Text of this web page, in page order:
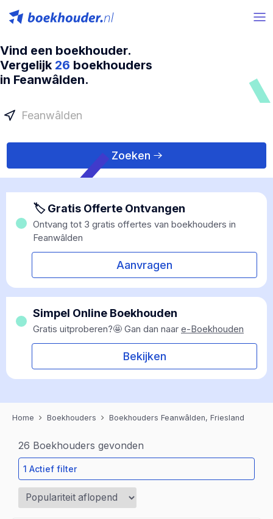
Vind een boekhouder.
Vergelijk 26 boekhouders
in Feanwâlden.
Zoeken
🏷 Gratis Offerte Ontvangen
Ontvang tot 3 gratis offertes van boekhouders in
Feanwâlden
Aanvragen
Simpel Online Boekhouden
Gratis uitproberen?🤩 Gan dan naar e-Boekhouden
Bekijken
Home Boekhouders Boekhouders Feanwâlden, Friesland
26 Boekhouders gevonden
1 Actief filter